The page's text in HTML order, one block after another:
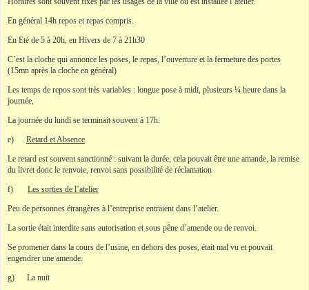
En général 14h repos et repas compris.
En Eté de 5 à 20h, en Hivers de 7 à 21h30
C’est la cloche qui annonce les poses, le repas, l’ouverture et la fermeture des portes
(15mn après la cloche en général)
Les temps de repos sont très variables : longue pose à midi, plusieurs ¼ heure dans la
journée,
La journée du lundi se terminait souvent à 17h.
e) Retard et Absence
Le retard est souvent sanctionné : suivant la durée, cela pouvait être une amande, la remise
du livret donc le renvoie, renvoi sans possibilité de réclamation
f) Les sorties de l’atelier
Peu de personnes étrangères à l’entreprise entraient dans l’atelier.
La sortie était interdite sans autorisation et sous pêne d’amende ou de renvoi.
Se promener dans la cours de l’usine, en dehors des poses, était mal vu et pouvait
engendrer une amende.
g) La nuit